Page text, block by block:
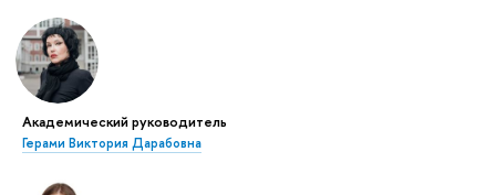
Академический руководитель
Герами Виктория Дарабовна